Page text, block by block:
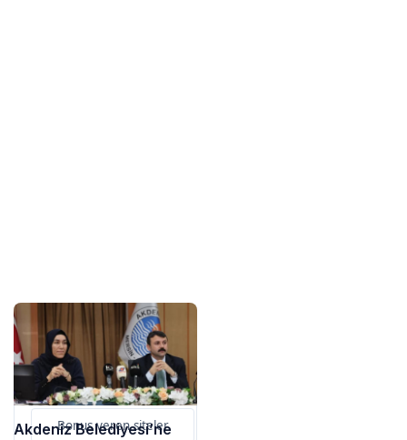
Sponsorlarımız
Bu içerik destekçileri
primebahis resmi giris
Bonus veren siteler
Akdeniz Belediyesi’ne